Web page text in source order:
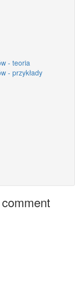
- teoria
- przykłady